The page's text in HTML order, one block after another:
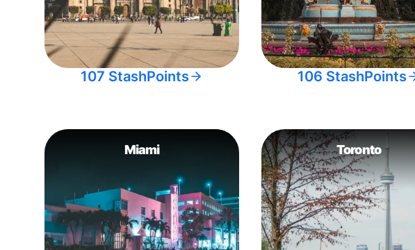
107 StashPoints 106 StashPoints
Miami Toronto